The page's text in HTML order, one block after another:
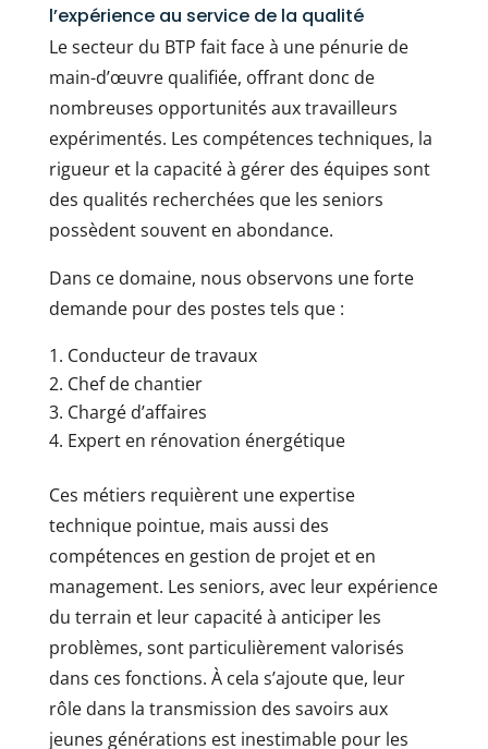
l’expérience au service de la qualité
Le secteur du BTP fait face à une pénurie de
main-d’œuvre qualifiée, offrant donc de
nombreuses opportunités aux travailleurs
expérimentés. Les compétences techniques, la
rigueur et la capacité à gérer des équipes sont
des qualités recherchées que les seniors
possèdent souvent en abondance.
Dans ce domaine, nous observons une forte
demande pour des postes tels que :
Conducteur de travaux
Chef de chantier
Chargé d’affaires
Expert en rénovation énergétique
Ces métiers requièrent une expertise
technique pointue, mais aussi des
compétences en gestion de projet et en
management. Les seniors, avec leur expérience
du terrain et leur capacité à anticiper les
problèmes, sont particulièrement valorisés
dans ces fonctions. À cela s’ajoute que, leur
rôle dans la transmission des savoirs aux
jeunes générations est inestimable pour les